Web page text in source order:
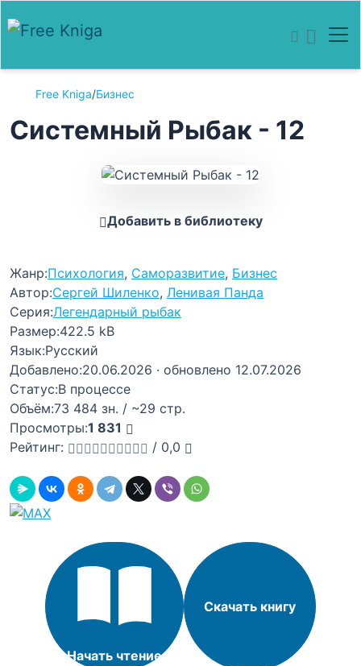
Free Kniga/Бизнес
Системный Рыбак - 12
Добавить в библиотеку
Жанр:Психология, Саморазвитие, Бизнес
Автор:Сергей Шиленко, Ленивая Панда
Серия:Легендарный рыбак
Размер:422.5 kB
Язык:Русский
Добавлено:20.06.2026 · обновлено 12.07.2026
Статус:В процессе
Объём:73 484 зн. / ~29 стр.
Просмотры:1 831
Рейтинг:
/ 0,0
Начать чтение
Скачать книгу